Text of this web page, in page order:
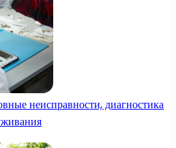
неисправности, диагностика